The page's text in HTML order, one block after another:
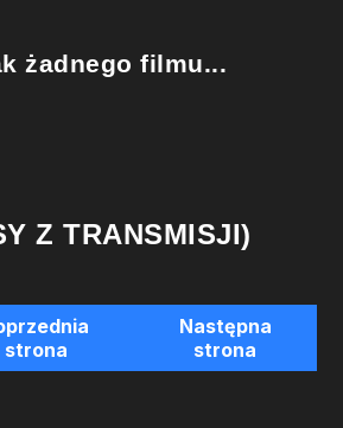
żadnego filmu...
Z TRANSMISJI)
strona
Następna
strona